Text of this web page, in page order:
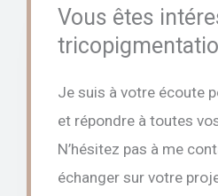
Vous êtes
Je suis à votre écoute
et répondre à toutes
N’hésitez pas à me
échanger sur votre